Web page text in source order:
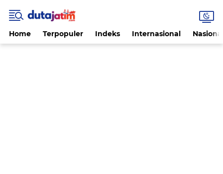
Home Terpopuler Indeks Internasional